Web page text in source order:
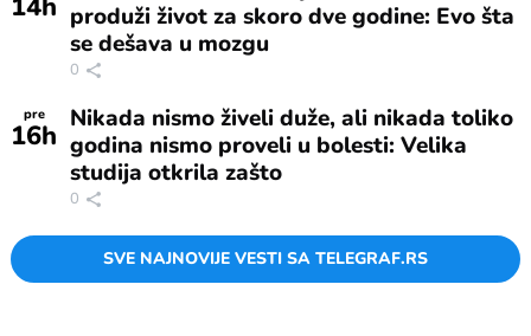
14h produži život za skoro dve godine: Evo šta
se dešava u mozgu
0
pre
16h Nikada nismo živeli duže, ali nikada toliko
godina nismo proveli u bolesti: Velika
studija otkrila zašto
0
SVE NAJNOVIJE VESTI SA TELEGRAF.RS